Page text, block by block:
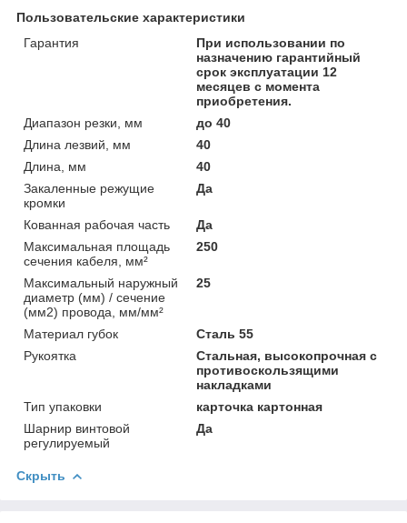
Пользовательские характеристики
Гарантия
При использовании по
назначению гарантийный
срок эксплуатации 12
месяцев с момента
приобретения.
Диапазон резки, мм
до 40
Длина лезвий, мм
40
Длина, мм
40
Закаленные режущие
кромки
Да
Кованная рабочая часть
Да
Максимальная площадь
сечения кабеля, мм²
250
Максимальный наружный
диаметр (мм) / сечение
(мм2) провода, мм/мм²
25
Материал губок
Сталь 55
Рукоятка
Стальная, высокопрочная с
противоскользящими
накладками
Тип упаковки
карточка картонная
Шарнир винтовой
регулируемый
Да
Скрыть